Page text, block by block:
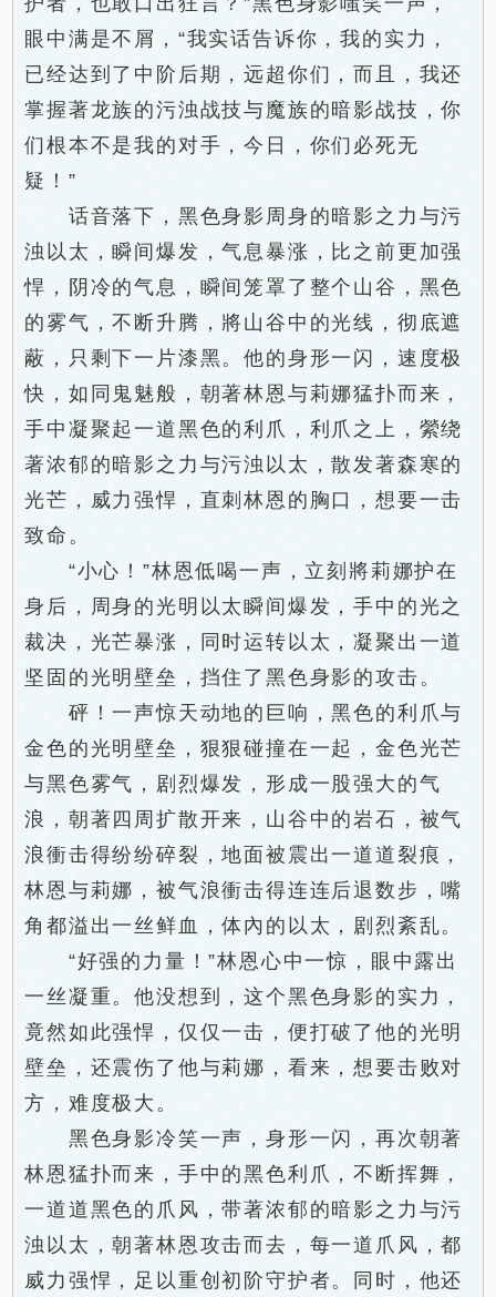
眼中满是不屑，“我实话告诉你，我的实力，
已经达到了中阶后期，远超你们，而且，我还
掌握著龙族的污浊战技与魔族的暗影战技，你
们根本不是我的对手，今日，你们必死无
疑！”
话音落下，黑色身影周身的暗影之力与污
浊以太，瞬间爆发，气息暴涨，比之前更加强
悍，阴冷的气息，瞬间笼罩了整个山谷，黑色
的雾气，不断升腾，將山谷中的光线，彻底遮
蔽，只剩下一片漆黑。他的身形一闪，速度极
快，如同鬼魅般，朝著林恩与莉娜猛扑而来，
手中凝聚起一道黑色的利爪，利爪之上，縈绕
著浓郁的暗影之力与污浊以太，散发著森寒的
光芒，威力强悍，直刺林恩的胸口，想要一击
致命。
“小心！”林恩低喝一声，立刻將莉娜护在
身后，周身的光明以太瞬间爆发，手中的光之
裁决，光芒暴涨，同时运转以太，凝聚出一道
坚固的光明壁垒，挡住了黑色身影的攻击。
砰！一声惊天动地的巨响，黑色的利爪与
金色的光明壁垒，狠狠碰撞在一起，金色光芒
与黑色雾气，剧烈爆发，形成一股强大的气
浪，朝著四周扩散开来，山谷中的岩石，被气
浪衝击得纷纷碎裂，地面被震出一道道裂痕，
林恩与莉娜，被气浪衝击得连连后退数步，嘴
角都溢出一丝鲜血，体內的以太，剧烈紊乱。
“好强的力量！”林恩心中一惊，眼中露出
一丝凝重。他没想到，这个黑色身影的实力，
竟然如此强悍，仅仅一击，便打破了他的光明
壁垒，还震伤了他与莉娜，看来，想要击败对
方，难度极大。
黑色身影冷笑一声，身形一闪，再次朝著
林恩猛扑而来，手中的黑色利爪，不断挥舞，
一道道黑色的爪风，带著浓郁的暗影之力与污
浊以太，朝著林恩攻击而去，每一道爪风，都
威力强悍，足以重创初阶守护者。同时，他还